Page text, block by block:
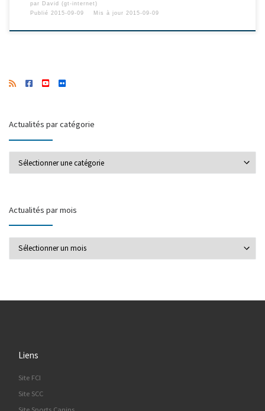
par David (gt-internet)
Publié 2015-09-09 Mis à jour 2015-09-09
Actualités par catégorie
Actualités par mois
Liens
Site FCI
Site SCC